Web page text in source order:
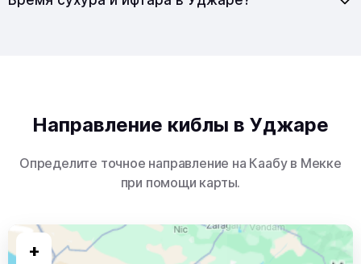
Направление киблы в Уджаре
Определите точное направление на Каабу в Мекке
при помощи карты.
+